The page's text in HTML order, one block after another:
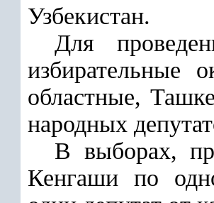
Узбекистан.
Для
избирательные
областные,
народных
В выборах,
Кенгаши по